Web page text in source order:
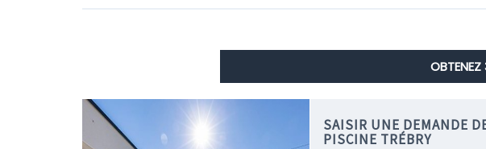
OBTENEZ
SAISIR UNE DEMANDE
PISCINE TRÉBRY